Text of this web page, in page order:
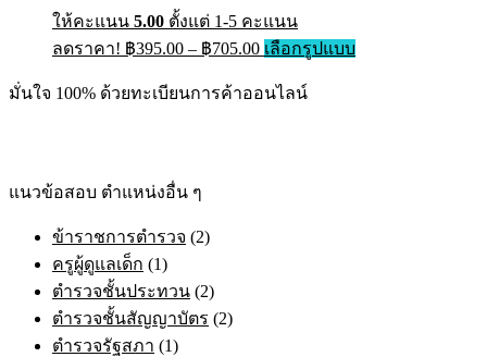
ให้คะแนน 5.00 ตั้งแต่ 1-5 คะแนน
ลดราคา! ฿395.00 – ฿705.00 เลือกรูปแบบ
มั่นใจ 100% ด้วยทะเบียนการค้าออนไลน์
แนวข้อสอบ ตำแหน่งอื่น ๆ
ข้าราชการตำรวจ (2)
ครูผู้ดูแลเด็ก (1)
ตำรวจชั้นประทวน (2)
ตำรวจชั้นสัญญาบัตร (2)
ตำรวจรัฐสภา (1)